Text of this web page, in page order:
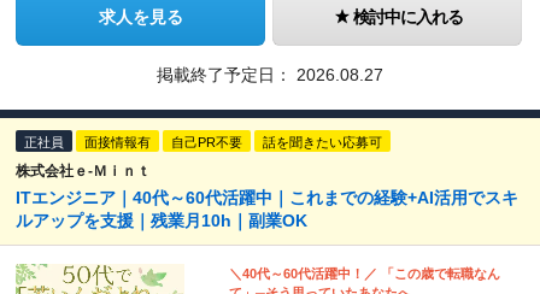
求人を見る 検討中に入れる
掲載終了予定日： 2026.08.27
正社員 面接情報有 自己PR不要 話を聞きたい応募可
株式会社ｅ‐Ｍｉｎｔ
ITエンジニア｜40代～60代活躍中｜これまでの経験+AI活用でスキ
ルアップを支援｜残業月10h｜副業OK
＼40代～60代活躍中！／ 「この歳で転職なん